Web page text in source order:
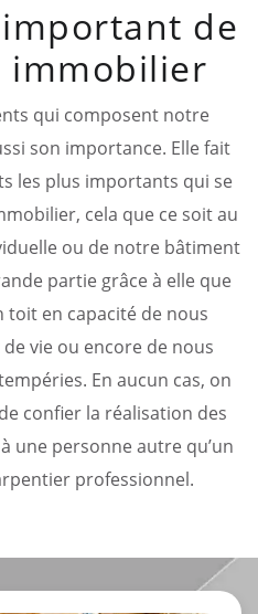
de
immobilier
qui composent notre
son importance. Elle fait
les plus importants qui se
cela que ce soit au
ou de notre bâtiment
partie grâce à elle que
toit en capacité de nous
vie ou encore de nous
En aucun cas, on
confier la réalisation des
une personne autre qu’un
professionnel.